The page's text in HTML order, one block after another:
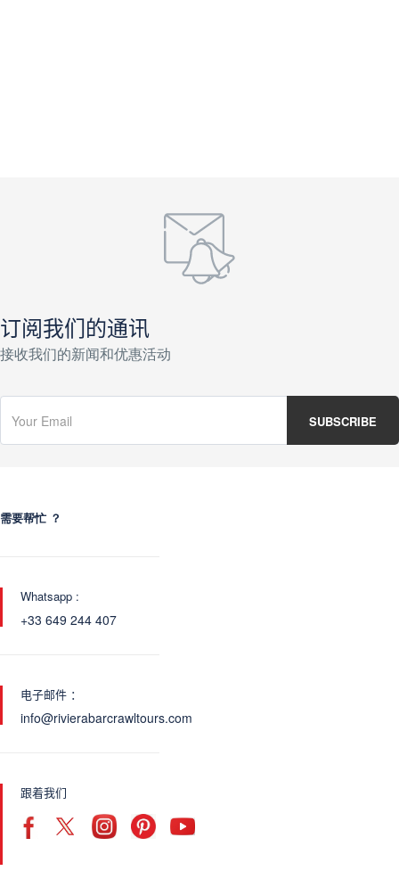
订阅我们的通讯
接收我们的新闻和优惠活动
需要帮忙 ？
Whatsapp :
+33 649 244 407
电子邮件 ：
info@rivierabarcrawltours.com
跟着我们